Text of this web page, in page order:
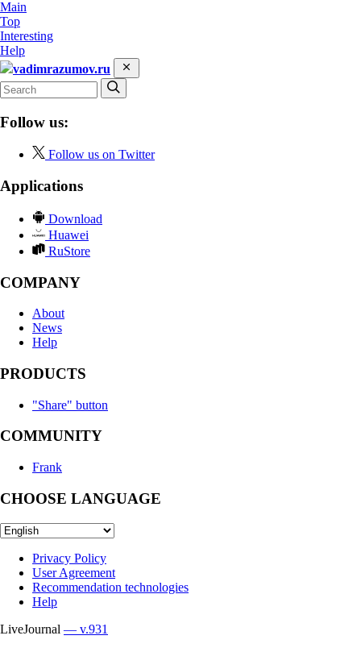
Main
Top
Interesting
Help
vadimrazumov.ru
Follow us:
Follow us on Twitter
Applications
Download
Huawei
RuStore
COMPANY
About
News
Help
PRODUCTS
"Share" button
COMMUNITY
Frank
CHOOSE LANGUAGE
Privacy Policy
User Agreement
Recommendation technologies
Help
LiveJournal — v.931